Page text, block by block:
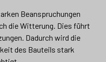
Beanspruchungen
die Witterung. Dies führt
Dadurch wird die
des Bauteils stark